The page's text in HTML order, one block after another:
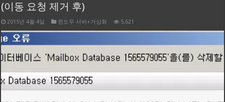
(이동 요청 제거 후)
2015년 4월 4일 윈도우 서버+가상화 5,621